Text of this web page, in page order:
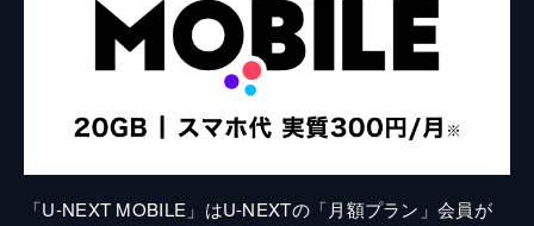
「U-NEXT MOBILE」はU-NEXTの「月額プラン」会員が